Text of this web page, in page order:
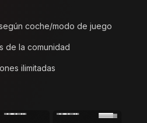
coche/modo de juego
de la comunidad
ilimitadas